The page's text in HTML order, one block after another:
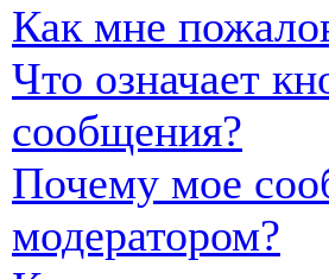
Как мне
Что означает
сообщения?
Почему мое
модератором?